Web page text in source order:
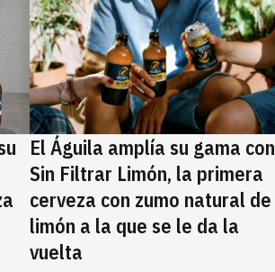
El Águila amplía su gama con
Sin Filtrar Limón, la primera
cerveza con zumo natural de
limón a la que se le da la
vuelta